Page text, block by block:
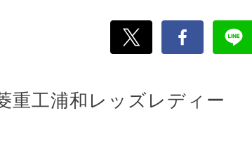
重工浦和レッズレディー